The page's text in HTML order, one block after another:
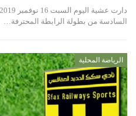
السادسة من بطولة الرابطة المحترفة…
الرياضة المحلية